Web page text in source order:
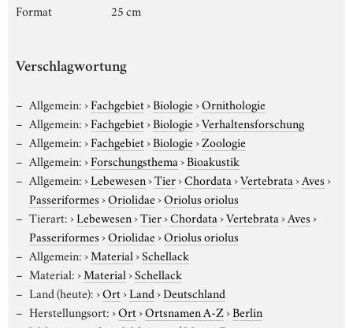
Format
25 cm
Verschlagwortung
Allgemein:›Fachgebiet›Biologie›Ornithologie
Allgemein:›Fachgebiet›Biologie›Verhaltensforschung
Allgemein:›Fachgebiet›Biologie›Zoologie
Allgemein:›Forschungsthema›Bioakustik
Allgemein:›Lebewesen›Tier›Chordata›Vertebrata›Aves›
Passeriformes›Oriolidae›Oriolus oriolus
Tierart:›Lebewesen›Tier›Chordata›Vertebrata›Aves›
Passeriformes›Oriolidae›Oriolus oriolus
Allgemein:›Material›Schellack
Material:›Material›Schellack
Land (heute):›Ort›Land›Deutschland
Herstellungsort:›Ort›Ortsnamen A-Z›Berlin